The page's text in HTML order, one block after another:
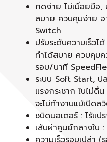
กดง่าย ไม่เมื่อยมือ,
สบาย ควบคุมง่าย อ
Switch
ปรับระดับความเร็ว
ทำได้สบาย ควบคุม
รอบ/นาที
ระบบ Soft Start,
แรงกระชาก ใบไม่ดิ้
จะไม่ทำงานแม้เปิด
ชนิดมอเตอร์ : ไร้แป
เส้นผ่าศูนย์กลางใบ